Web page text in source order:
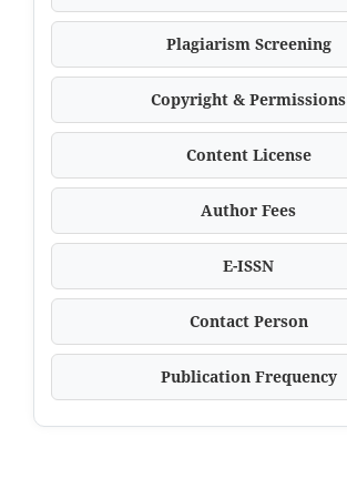
Plagiarism Screening
Copyright & Permissions
Content License
Author Fees
E-ISSN
Contact Person
Publication Frequency